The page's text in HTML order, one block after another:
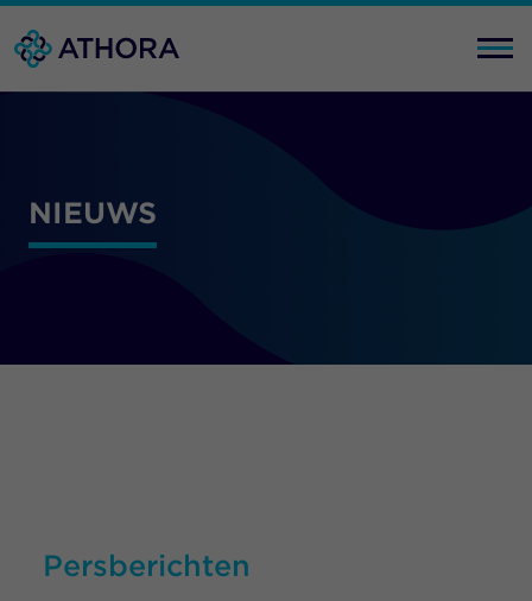
NIEUWS
Persberichten